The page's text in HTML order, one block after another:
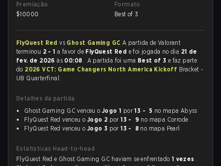
Premiação
$10000
Formato
Best of 3
FlyQuest Redvs Ghost Gaming GC A partida de Valorant
terminou 2 - 1 a favor de FlyQuest Red e foi jogada no dia 21 de
fev. de 2026às 00:08 . A partida foi uma Best of 3 e faz parte
do 2026 VCT: Game Changers North America Kickoff Bracket -
UB Quarterfinal.
Detalhes da partida
Ghost Gaming GC venceu o Jogo 1 por13 - 5 no mapa Abyss
FlyQuest Red venceu o Jogo 2 por13 - 9 no mapa Corrode
FlyQuest Red venceu o Jogo 3 por13 - 8 no mapa Pearl
Estatísticas Head-to-head
FlyQuest Red e Ghost Gaming GC haviam se enfrentado 1 vezes .